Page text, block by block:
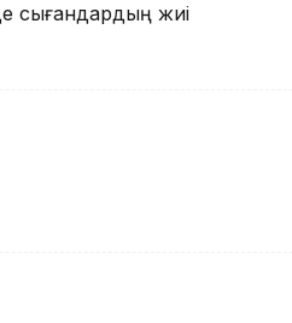
сығандардың жиі